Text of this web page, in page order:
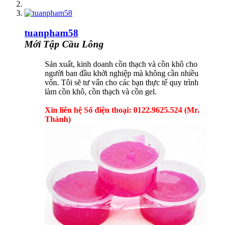
tuanpham58
Mới Tập Cầu Lông
Sản xuất, kinh doanh cồn thạch và cồn khô cho
người ban đầu khởi nghiệp mà không cần nhiều
vốn. Tôi sẽ tư vấn cho các bạn thực tế quy trình
làm cồn khô, cồn thạch và cồn gel.
Xin liên hệ Số điện thoại: 0122.9625.524 (Mr.
Thành)